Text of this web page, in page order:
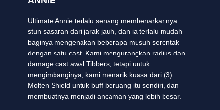
Ultimate Annie terlalu senang membenarkannya
stun sasaran dari jarak jauh, dan ia terlalu mudah
baginya mengenakan beberapa musuh serentak
dengan satu cast. Kami mengurangkan radius dan
damage cast awal Tibbers, tetapi untuk
mengimbanginya, kami menarik kuasa dari (3)
Molten Shield untuk buff beruang itu sendiri, dan
membuatnya menjadi ancaman yang lebih besar.